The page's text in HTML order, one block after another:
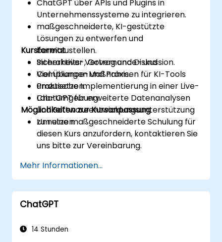
ChatGPT über APIs und Plugins in
Unternehmenssysteme zu integrieren.
maßgeschneiderte, KI-gestützte
Lösungen zu entwerfen und
bereitzustellen.
Sicherheits-, Governance- und
Compliance-Maßnahmen für KI-Tools
umzusetzen.
ChatGPT für erweiterte Datenanalysen
und Softwareentwicklungsunterstützung
zu nutzen.
Kursformat
Interaktiver Vortrag und Diskussion.
Viel Übungen und Praxis.
Praktische Implementierung in einer Live-
Lab-Umgebung.
Möglichkeiten zur Kursanpassung
Um eine maßgeschneiderte Schulung für
diesen Kurs anzufordern, kontaktieren Sie
uns bitte zur Vereinbarung.
Mehr Informationen...
ChatGPT
14 Stunden